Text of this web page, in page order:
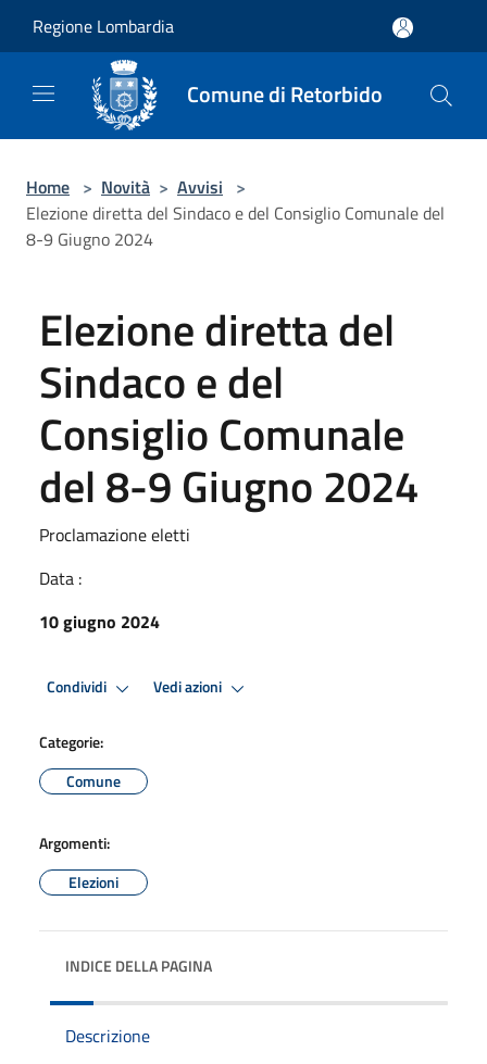
Regione Lombardia
Comune di Retorbido
Home > Novità > Avvisi >
Elezione diretta del Sindaco e del Consiglio Comunale del
8-9 Giugno 2024
Elezione diretta del
Sindaco e del
Consiglio Comunale
del 8-9 Giugno 2024
Proclamazione eletti
Data :
10 giugno 2024
Condividi Vedi azioni
Categorie:
Comune
Argomenti:
Elezioni
INDICE DELLA PAGINA
Descrizione